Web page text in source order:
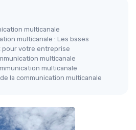
multicanale
multicanale : Les bases
pour votre entreprise
multicanale
multicanale
la communication multicanale